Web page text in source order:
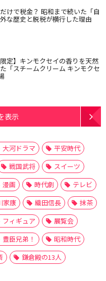
けで税金？ 昭和まで続いた「自
な歴史と脱税が横行した理由
限定】キンモクセイの香りを天然
「スチームクリーム キンモクセ
表示
大河ドラマ
平安時代
戦国武将
スイーツ
漫画 時代劇
テレビ
家康 織田信長
抹茶
フィギュア
展覧会
豊臣兄弟！
昭和時代
鎌倉殿の13人